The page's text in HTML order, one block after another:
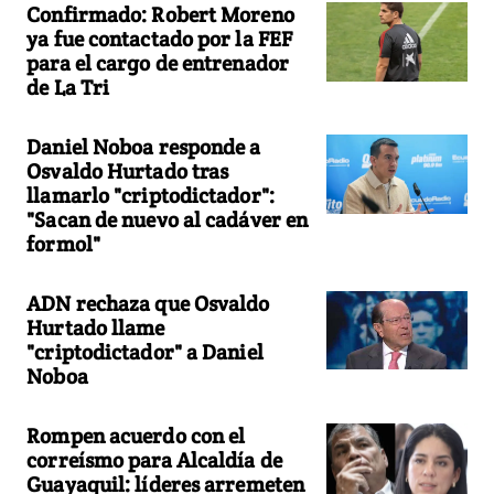
Confirmado: Robert Moreno
ya fue contactado por la FEF
para el cargo de entrenador
de La Tri
Daniel Noboa responde a
Osvaldo Hurtado tras
llamarlo "criptodictador":
"Sacan de nuevo al cadáver en
formol"
ADN rechaza que Osvaldo
Hurtado llame
"criptodictador" a Daniel
Noboa
Rompen acuerdo con el
correísmo para Alcaldía de
Guayaquil: líderes arremeten